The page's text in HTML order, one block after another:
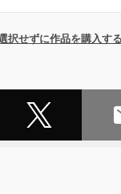
択せずに作品を購入する